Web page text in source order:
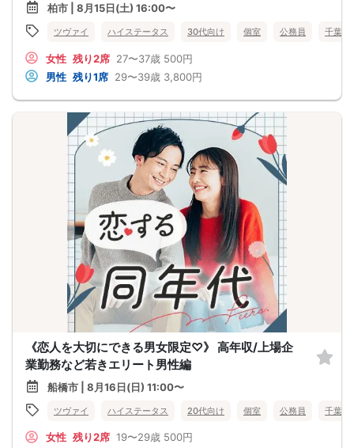
柏市 | 8月15日(土) 16:00〜
ツヴァイ ハイステータス 30代向け 個室 公務員 千葉県
女性 残り2席 27〜37歳 500円
男性 残り1席 29〜39歳 3,800円
《恋人を大切にできる男女限定♡》 高年収/上場企
業勤務など若きエリート男性編
船橋市 | 8月16日(日) 11:00〜
ツヴァイ ハイステータス 20代向け 個室 公務員 千葉県
女性 残り2席 19〜29歳 500円